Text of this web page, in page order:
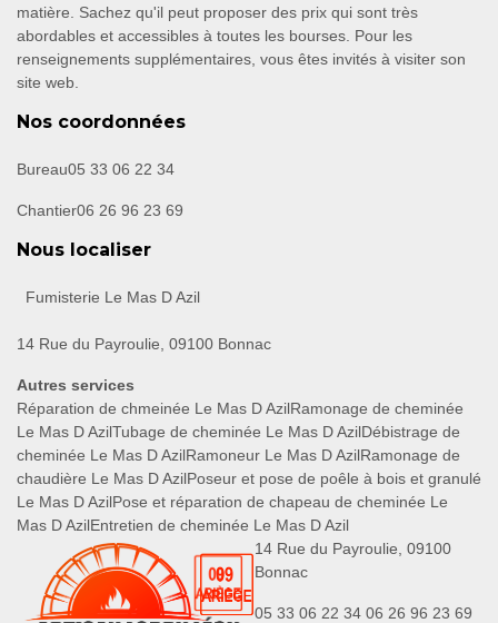
matière. Sachez qu'il peut proposer des prix qui sont très
abordables et accessibles à toutes les bourses. Pour les
renseignements supplémentaires, vous êtes invités à visiter son
site web.
Nos coordonnées
Bureau05 33 06 22 34
Chantier06 26 96 23 69
Nous localiser
Fumisterie Le Mas D Azil
14 Rue du Payroulie, 09100 Bonnac
Autres services
Réparation de chmeinée Le Mas D AzilRamonage de cheminée
Le Mas D AzilTubage de cheminée Le Mas D AzilDébistrage de
cheminée Le Mas D AzilRamoneur Le Mas D AzilRamonage de
chaudière Le Mas D AzilPoseur et pose de poêle à bois et granulé
Le Mas D AzilPose et réparation de chapeau de cheminée Le
Mas D AzilEntretien de cheminée Le Mas D Azil
14 Rue du Payroulie, 09100
Bonnac
05 33 06 22 34 06 26 96 23 69